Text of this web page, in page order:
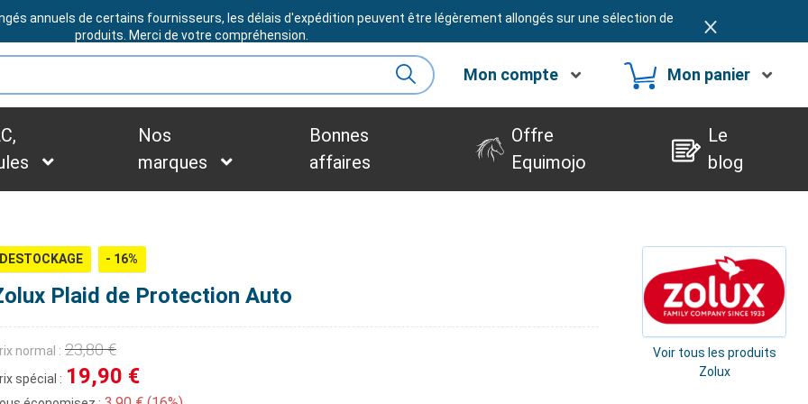
BESOIN D'ASSISTANCE ?
annuels de certains fournisseurs, les délais d'expédition peuvent être légèrement allongés sur une sélection de
produits. Merci de votre compréhension.
Mon compte Mon panier
Nos
marques
Bonnes
affaires
Offre
Equimojo
Le
blog
DESTOCKAGE - 16%
Plaid de Protection Auto
normal : 23,80 €
spécial : 19,90 €
Voir tous les produits
Zolux